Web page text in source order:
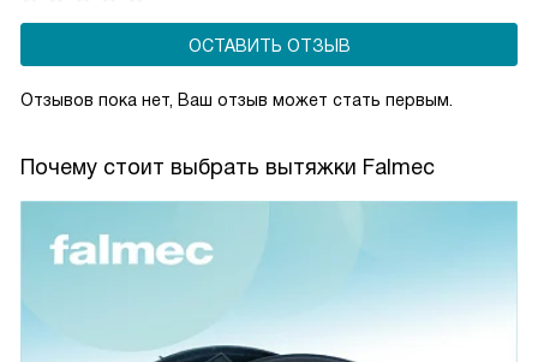
ОСТАВИТЬ ОТЗЫВ
Отзывов пока нет, Ваш отзыв может стать первым.
Почему стоит выбрать вытяжки Falmec